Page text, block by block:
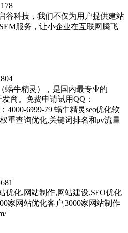
谷科技，我们不仅为用户提供建站
服务，让小企业在互联网腾飞
蜗牛精灵），是国内最专业的
商。免费申请试用QQ：
4000-6999-79 蜗牛精灵seo优化软
重查询优化,关键词排名和pv流量
优化,网站制作,网站建设,SEO优化
家网站优化客户,3000家网站制作